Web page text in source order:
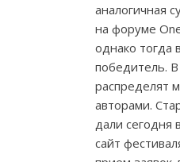
аналогичная
на форуме
однако тогда
победитель.
распределят
авторами.
дали сегодня
сайт